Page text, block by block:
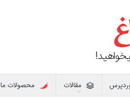
مقالات محصولات ما